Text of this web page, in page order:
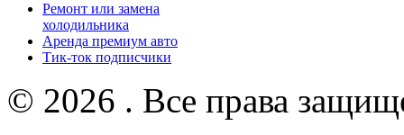
Ремонт или замена
холодильника
Аренда премиум авто
Тик-ток подписчики
© 2026 . Все права